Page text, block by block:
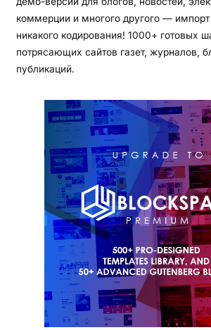
коммерции и многого другого —
никакого кодирования! 1000+ готовых
потрясающих сайтов газет, журналов,
публикаций.